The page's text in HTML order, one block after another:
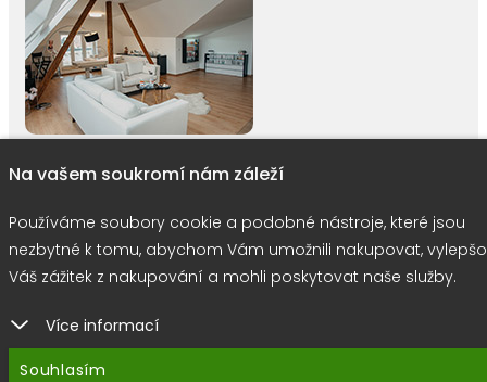
© 2026 |E-shop JEDNIČKY |MarketingDOKTOR ESHOP&
Používáme soubory cookie
Na vašem soukromí nám záleží
Používáme soubory cookie a podobné nástroje, které jsou
nezbytné k tomu, abychom Vám umožnili nakupovat,
Váš zážitek z nakupování a mohli poskytovat naše služby.
Více informací
Souhlasím